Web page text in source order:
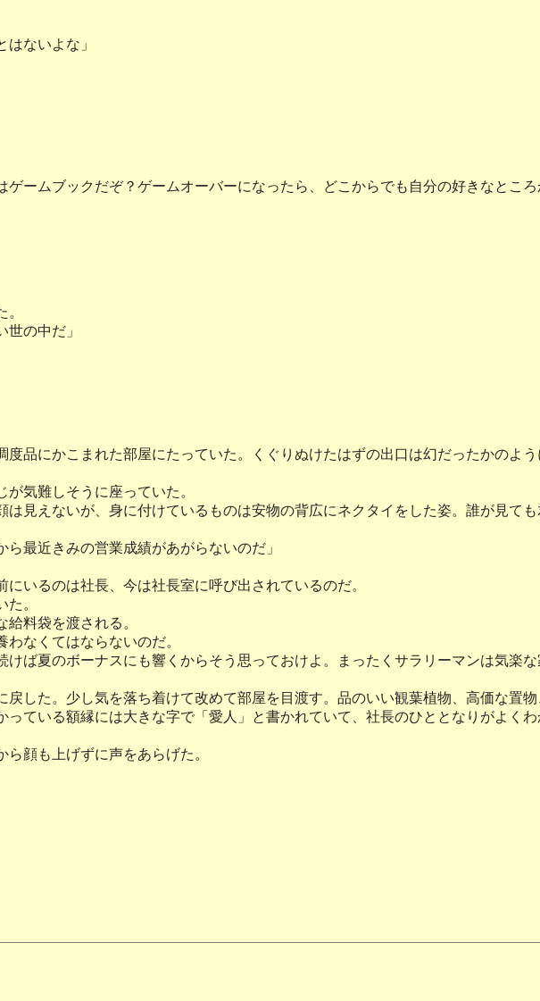
はないよな」
ゲームブックだぞ？ゲームオーバーになったら、どこからでも自分の好きなとこ
世の中だ」
品にかこまれた部屋にたっていた。くぐりぬけたはずの出口は幻だったかのよ
気難しそうに座っていた。
見えないが、身に付けているものは安物の背広にネクタイをした姿。誰が見て
最近きみの営業成績があがらないのだ」
いるのは社長、今は社長室に呼び出されているのだ。
。
料袋を渡される。
なくてはならないのだ。
けば夏のボーナスにも響くからそう思っておけよ。まったくサラリーマンは気楽
した。少し気を落ち着けて改めて部屋を目渡す。品のいい観葉植物、高価な置
ている額縁には大きな字で「愛人」と書かれていて、社長のひととなりがよく
顔も上げずに声をあらげた。